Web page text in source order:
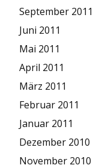
September 2011
Juni 2011
Mai 2011
April 2011
März 2011
Februar 2011
Januar 2011
Dezember 2010
November 2010